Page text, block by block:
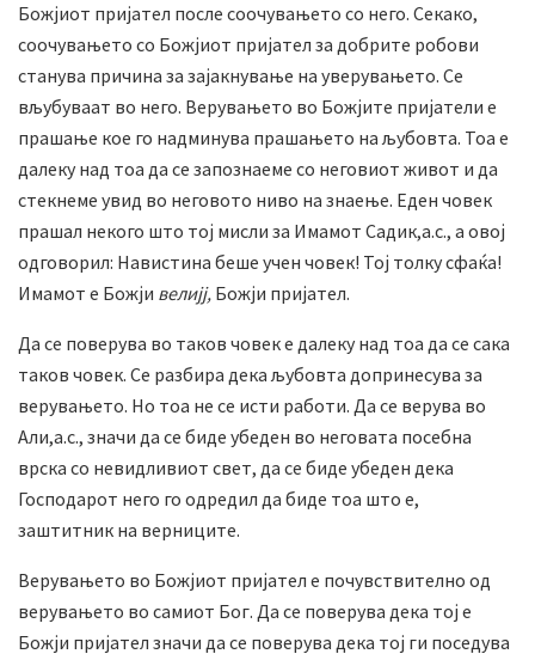
Божјиот пријател после соочувањето со него. Секако,
соочувањето со Божјиот пријател за добрите робови
станува причина за зајакнување на уверувањето. Се
вљубуваат во него. Верувањето во Божјите пријатели е
прашање кое го надминува прашањето на љубовта. Тоа е
далеку над тоа да се запознаеме со неговиот живот и да
стекнеме увид во неговото ниво на знаење. Еден човек
прашал некого што тој мисли за Имамот Садик,а.с., а овој
одговорил: Навистина беше учен човек! Тој толку сфаќа!
Имамот е Божји велијј, Божји пријател.
Да се поверува во таков човек е далеку над тоа да се сака
таков човек. Се разбира дека љубовта допринесува за
верувањето. Но тоа не се исти работи. Да се верува во
Али,а.с., значи да се биде убеден во неговата посебна
врска со невидливиот свет, да се биде убеден дека
Господарот него го одредил да биде тоа што е,
заштитник на верниците.
Верувањето во Божјиот пријател е почувствително од
верувањето во самиот Бог. Да се поверува дека тој е
Божји пријател значи да се поверува дека тој ги поседува